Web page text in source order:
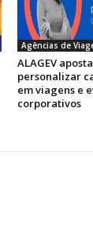
Agências de
ALAGEV
personalizar
em viagens e
corporativos